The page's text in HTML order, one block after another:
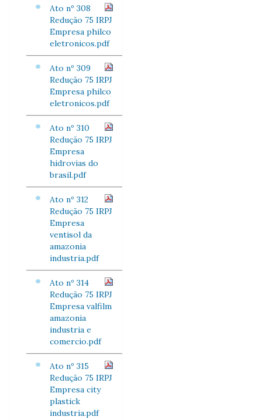
Ato nº 308
Redução 75 IRPJ
Empresa philco
eletronicos.pdf
Ato nº 309
Redução 75 IRPJ
Empresa philco
eletronicos.pdf
Ato nº 310
Redução 75 IRPJ
Empresa
hidrovias do
brasil.pdf
Ato nº 312
Redução 75 IRPJ
Empresa
ventisol da
amazonia
industria.pdf
Ato nº 314
Redução 75 IRPJ
Empresa valfilm
amazonia
industria e
comercio.pdf
Ato nº 315
Redução 75 IRPJ
Empresa city
plastick
industria.pdf